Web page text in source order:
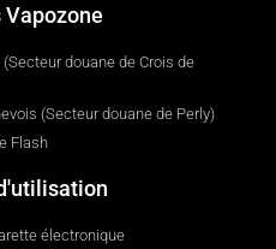
Vapozone
douane de Crois de
(Secteur douane de Perly)
Flash
électronique